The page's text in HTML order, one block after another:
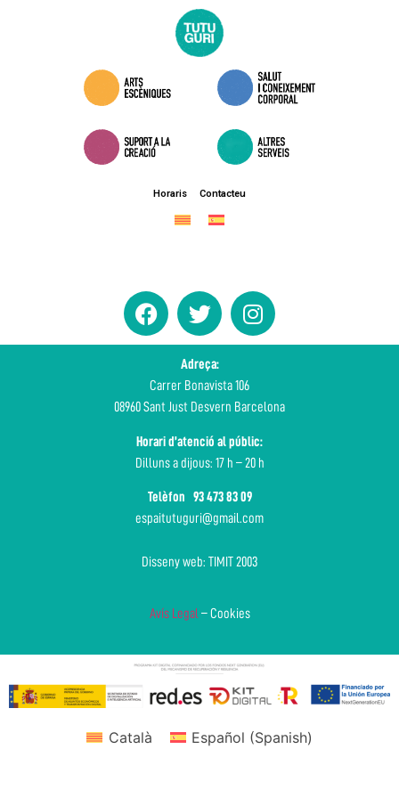
Horaris Contacteu
Adreça:
Carrer Bonavista 106
08960 Sant Just Desvern Barcelona
Horari d’atenció al públic:
Dilluns a dijous: 17 h – 20 h
Telèfon
93 473 83 09
espaitutuguri@gmail.com
Disseny web: TIMIT 2003
Avís Legal – Cookies
Català Español (Spanish)